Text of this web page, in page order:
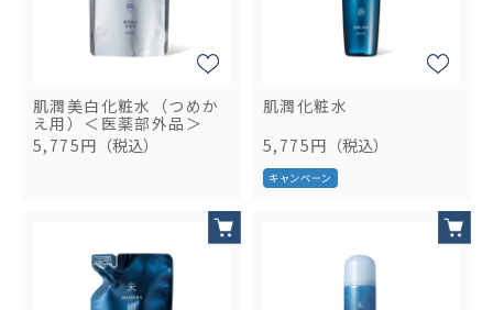
肌潤美白化粧水（つめか
え用）＜医薬部外品＞
5,775円 （税込）
肌潤化粧水
5,775円 （税込）